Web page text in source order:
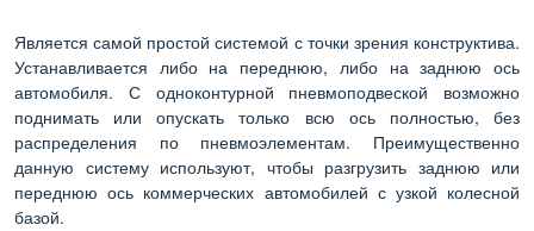
Является самой простой системой с точки зрения конструктива.
Устанавливается либо на переднюю, либо на заднюю ось
автомобиля. С одноконтурной пневмоподвеской возможно
поднимать или опускать только всю ось полностью, без
распределения по пневмоэлементам. Преимущественно
данную систему используют, чтобы разгрузить заднюю или
переднюю ось коммерческих автомобилей с узкой колесной
базой.